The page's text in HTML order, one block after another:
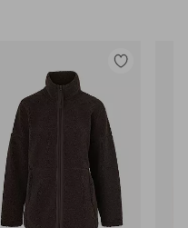
Lägg
favoriter